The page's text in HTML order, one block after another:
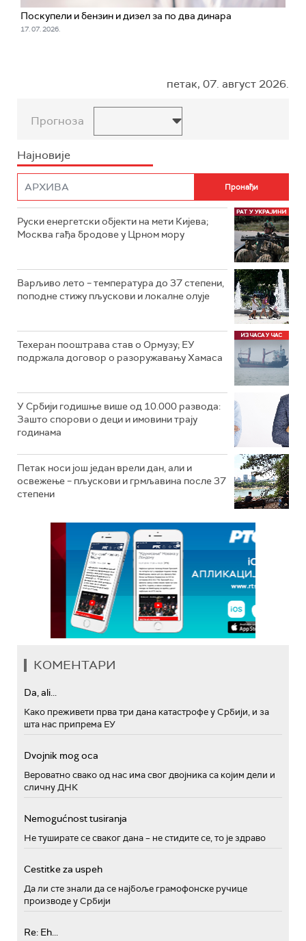
Поскупели и бензин и дизел за по два динара
17. 07. 2026.
петак, 07. август 2026.
Прогноза
Најновије
Руски енергетски објекти на мети Кијева;
Москва гађа бродове у Црном мору
Варљиво лето – температура до 37 степени,
поподне стижу пљускови и локалне олује
Техеран пооштрава став о Ормузу; ЕУ
подржала договор о разоружавању Хамаса
У Србији годишње више од 10.000 развода:
Зашто спорови о деци и имовини трају
годинама
Петак носи још један врели дан, али и
освежење – пљускови и грмљавина после 37
степени
КОМЕНТАРИ
Da, ali...
Како преживети прва три дана катастрофе у Србији, и за
шта нас припрема ЕУ
Dvojnik mog oca
Вероватно свако од нас има свог двојника са којим дели и
сличну ДНК
Nemogućnost tusiranja
Не туширате се сваког дана – не стидите се, то је здраво
Cestitke za uspeh
Да ли сте знали да се најбоље грамофонске ручице
производе у Србији
Re: Eh...